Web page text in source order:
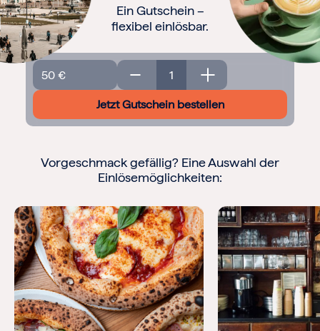
Frohe Weihnachten
Berlin
Hamburg
München
Frankfurt
Köln
Essen
-------
Geschmackvoll und maximal flexibel!
Einlösbar für alle 10.000 Partner und 3 Jahre gültig
Das ideale Geschenk für alle Anlässe
Geschenkgutschein
Menge
Jetzt Gutschein bestellen
Vorgeschmack gefällig? Eine Auswahl der
Einlösemöglichkeiten: